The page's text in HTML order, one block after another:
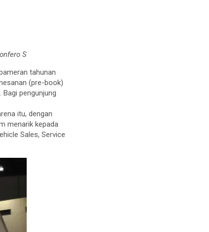
S
tahunan
(pre-book)
pengunjung
itu, dengan
menarik kepada
Sales, Service